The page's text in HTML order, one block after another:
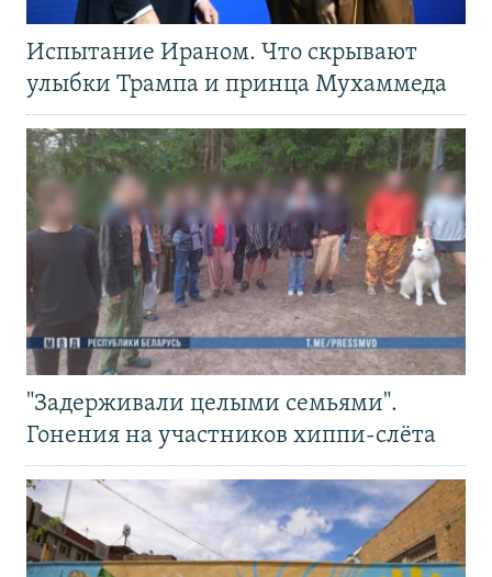
Испытание Ираном. Что скрывают
улыбки Трампа и принца Мухаммеда
"Задерживали целыми семьями".
Гонения на участников хиппи-слёта